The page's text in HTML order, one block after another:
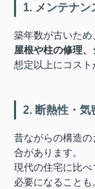
1. メンテナン
築年数が古いため
屋根や柱の修理
想定以上にコスト
2. 断熱性・気
昔ながらの構造の
合があります。
現代の住宅に比
必要になることも